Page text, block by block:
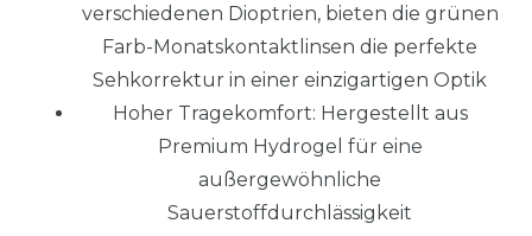
verschiedenen Dioptrien, bieten die grünen
Farb-Monatskontaktlinsen die perfekte
Sehkorrektur in einer einzigartigen Optik
Hoher Tragekomfort: Hergestellt aus
Premium Hydrogel für eine
außergewöhnliche
Sauerstoffdurchlässigkeit